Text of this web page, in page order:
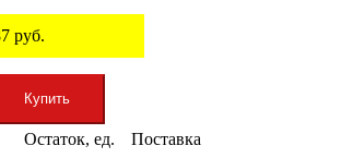
руб.
Купить
Остаток, ед. Поставка